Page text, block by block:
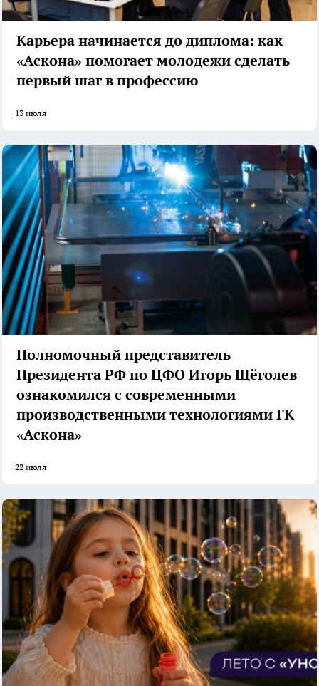
Карьера начинается до диплома: как
«Аскона» помогает молодежи сделать
первый шаг в профессию
13 июля
Полномочный представитель
Президента РФ по ЦФО Игорь Щёголев
ознакомился с современными
производственными технологиями ГК
«Аскона»
22 июля